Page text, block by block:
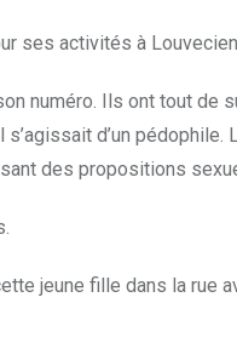
ses activités à
numéro. Ils ont tout de
d’un pédophile.
des propositions
jeune fille dans la rue